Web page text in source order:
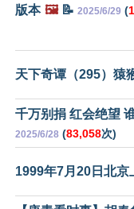
版本 🖼️📝 2025/6/29 (
天下奇谭（295）猿
千万别捐 红会绝望
2025/6/28 (83,058次)
1999年7月20日北京